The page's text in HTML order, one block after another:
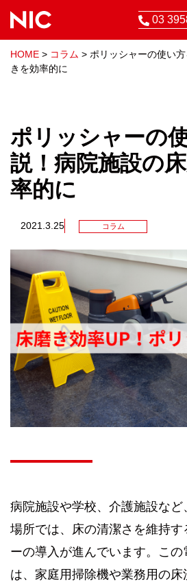
03
HOME > コラム > ポリッシャーの使い
きを効率的に
ポリッシャーの
説！病院施設の
率的に
2021.3.25 コラム
病院施設や学校、介護施設な
場所では、床の清潔さを維持す
ーの導入が進んでいます。こ
は、家庭用掃除機や業務用の